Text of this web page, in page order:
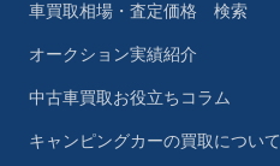
車買取相場・査定価格 検索
オークション実績紹介
中古車買取お役立ちコラム
キャンピングカーの買取について